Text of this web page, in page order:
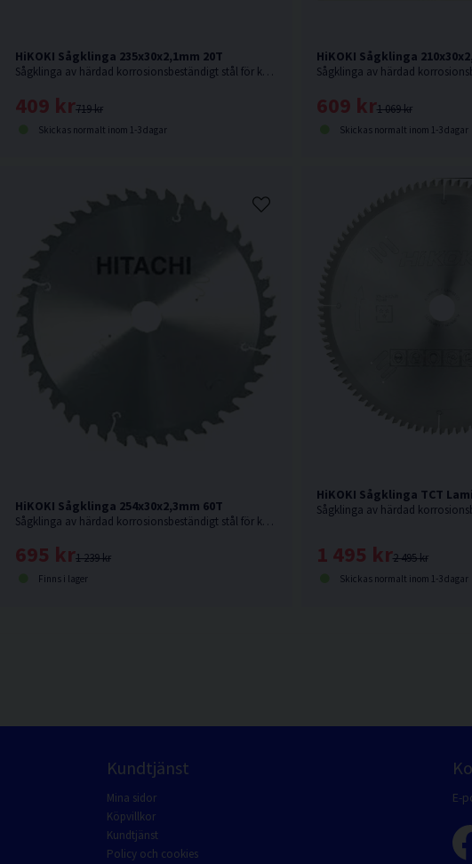
HiKOKI Sågklinga 235x30x2,1mm 20T
Sågklinga av härdad korrosionsbeständigt stål för kapning i hårt och mjukt trä.
719 kr
409 kr
Skickas normalt inom 1-3 dagar
HiKOKI Sågklinga
1 069 kr
609 kr
Skickas normalt inom 1-3 dagar
HiKOKI Sågklinga 254x30x2,3mm 60T
Sågklinga av härdad korrosionsbeständigt stål för kapning i hårt och mjukt trä.
1 239 kr
695 kr
Finns i lager
HiKOKI Sågklinga TCT
2 495 kr
1 495 kr
Skickas normalt inom 1-3 dagar
Kundtjänst
Mina sidor
Köpvillkor
Kundtjänst
Policy och cookies
E-